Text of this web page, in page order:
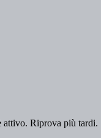
attivo. Riprova più tardi.